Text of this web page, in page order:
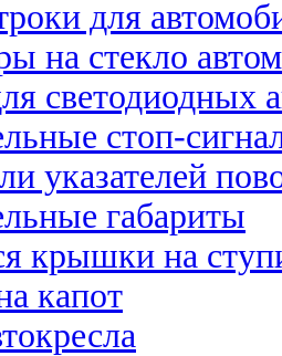
для
на стекло
светодиодных
стоп-
указателей
габариты
крышки на
капот